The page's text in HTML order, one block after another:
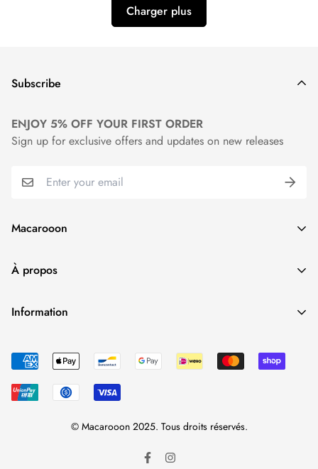
Charger plus
Macarooon
24 Colors・Luxurious Leather・Embossing Service
À propos
À propos de nous
Nouvelles
Contactez-nous
Information
Suivre votre commande
Avis
FAQ
Subscribe
ENJOY 5% OFF YOUR FIRST ORDER
Sign up for exclusive offers and updates on new releases
© Macarooon 2025. Tous droits réservés.